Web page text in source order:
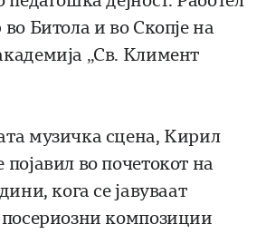
Битола и во Скопје на
„Св. Климент
музичка сцена, Кирил
во почетокот на
кога се јавуваат
композиции